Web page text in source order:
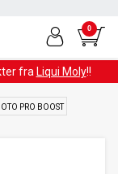
0
fra Liqui Moly!!
PRO BOOST